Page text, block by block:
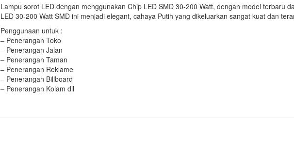
Lampu sorot LED dengan menggunakan Chip LED SMD 30-200 Watt, dengan model terbaru
LED 30-200 Watt SMD ini menjadi elegant, cahaya Putih yang dikeluarkan sangat kuat dan
Penggunaan untuk :
– Penerangan Toko
– Penerangan Jalan
– Penerangan Taman
– Penerangan Reklame
– Penerangan Billboard
– Penerangan Kolam dll